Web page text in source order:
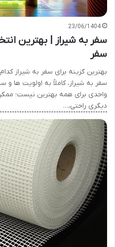
23/06/1404
سفر به شیراز | بهترین
سفر
بهترین گزینه برای سفر به شیراز
سفر به شیراز، کاملاً به اولویت ها
واحدی برای همه بهترین نیست؛
دیگری راحتی،…